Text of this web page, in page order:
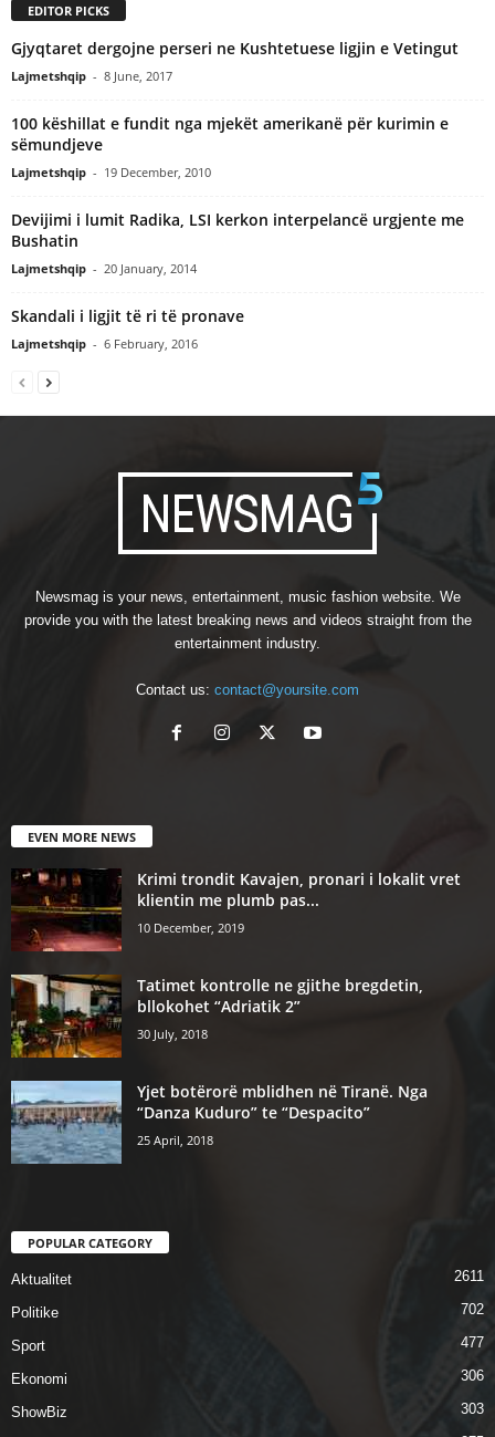
EDITOR PICKS
Gjyqtaret dergojne perseri ne Kushtetuese ligjin e Vetingut
Lajmetshqip - 8 June, 2017
100 këshillat e fundit nga mjekët amerikanë për kurimin e
sëmundjeve
Lajmetshqip - 19 December, 2010
Devijimi i lumit Radika, LSI kerkon interpelancë urgjente me
Bushatin
Lajmetshqip - 20 January, 2014
Skandali i ligjit të ri të pronave
Lajmetshqip - 6 February, 2016
Newsmag is your news, entertainment, music fashion website. We
provide you with the latest breaking news and videos straight from the
entertainment industry.
Contact us: contact@yoursite.com
EVEN MORE NEWS
Krimi trondit Kavajen, pronari i lokalit vret
klientin me plumb pas...
10 December, 2019
Tatimet kontrolle ne gjithe bregdetin,
bllokohet “Adriatik 2”
30 July, 2018
Yjet botërorë mblidhen në Tiranë. Nga
“Danza Kuduro” te “Despacito”
25 April, 2018
POPULAR CATEGORY
Aktualitet 2611
Politike 702
Sport 477
Ekonomi 306
ShowBiz 303